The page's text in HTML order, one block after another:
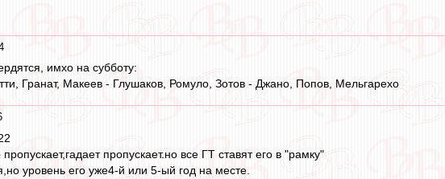
имхо на субботу:
Гранат, Макеев - Глушаков, Ромуло, Зотов - Джано, Попов, Мельгарехо
пропускает.но все ГТ ставят его в "рамку"
уровень его уже4-й или 5-ый год на месте.